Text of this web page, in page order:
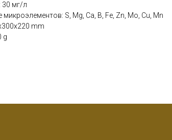
мг/л
S, Mg, Ca, B, Fe, Zn, Mo, Cu, Mn
mm
g